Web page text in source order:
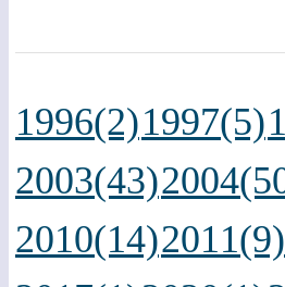
1996(2)1997(5)
2003(43)
2010(14)2011(9)